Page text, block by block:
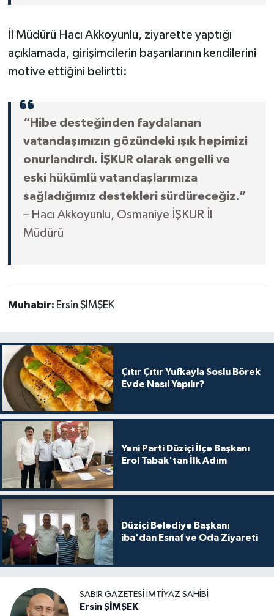
İl Müdürü Hacı Akkoyunlu, ziyarette yaptığı
açıklamada, girişimcilerin başarılarının kendilerini
motive ettiğini belirtti:
“Hibe desteğinden faydalanan
vatandaşımızın gözündeki ışık hepimizi
onurlandırdı. İŞKUR olarak engelli ve
eski hükümlü vatandaşlarımıza
sağladığımız destekleri sürdüreceğiz.”
– Hacı Akkoyunlu, Osmaniye İŞKUR İl
Müdürü
Muhabir: Ersin ŞİMŞEK
Çıtır Çıtır Yufkayla Soslu Börek
Evde Nasıl Yapılır?
Yeni Parti Düziçi İlçe Başkanı
Erol Tabak'tan İlk Adım
Düziçi Belediye Başkanı
iba'dan Esnaf ve Oda Ziyareti
SABIR GAZETESI İMTIYAZ SAHIBI
Ersin ŞİMŞEK